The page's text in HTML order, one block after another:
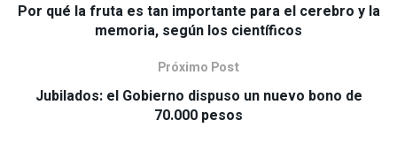
Por qué la fruta es tan importante para el cerebro y la
memoria, según los científicos
Próximo Post
Jubilados: el Gobierno dispuso un nuevo bono de
70.000 pesos